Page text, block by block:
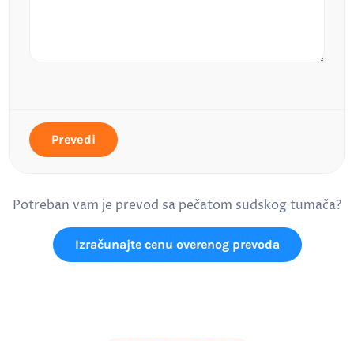
Prevedi
Potreban vam je prevod sa pečatom sudskog tumača?
Izračunajte cenu overenog prevoda